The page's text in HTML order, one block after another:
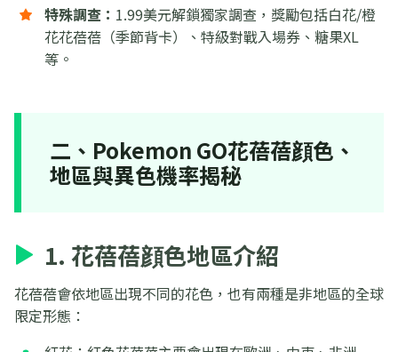
特殊調查： 1.99美元解鎖獨家調查，獎勵包括白花/橙
花花蓓蓓（季節背卡）、特級對戰入場券、糖果XL
等。
二、Pokemon GO花蓓蓓顔色、
地區與異色機率揭秘
1. 花蓓蓓顔色地區介紹
花蓓蓓會依地區出現不同的花色，也有兩種是非地區的全球
限定形態：